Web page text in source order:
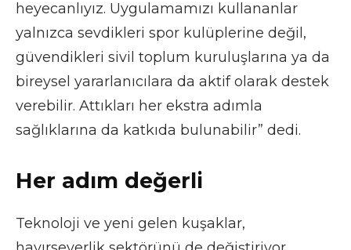
heyecanlıyız. Uygulamamızı kullananlar
yalnızca sevdikleri spor kulüplerine değil,
güvendikleri sivil toplum kuruluşlarına ya da
bireysel yararlanıcılara da aktif olarak destek
verebilir. Attıkları her ekstra adımla
sağlıklarına da katkıda bulunabilir” dedi.
Her adım değerli
Teknoloji ve yeni gelen kuşaklar,